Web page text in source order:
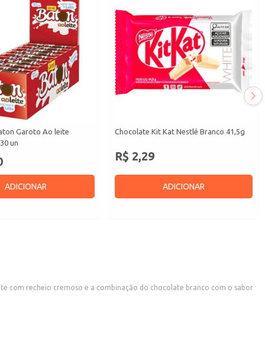
Garoto Ao leite
un
ADICIONAR
Chocolate Kit Kat Nestlé Branco 41,5g
R$ 2,29
ADICIONAR
com recheio cremoso e a combinação do chocolate branco com o sabor